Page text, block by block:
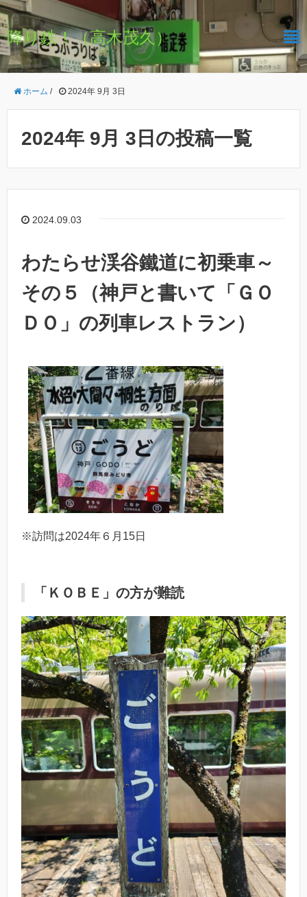
降り鉄！（高木茂久）
ホーム / 2024年 9月 3日
2024年 9月 3日の投稿一覧
2024.09.03
わたらせ渓谷鐵道に初乗車～
その５（神戸と書いて「ＧＯ
ＤＯ」の列車レストラン）
※訪問は2024年６月15日
「ＫＯＢＥ」の方が難読